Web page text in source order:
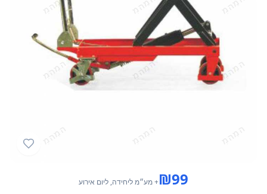
₪99 + מע״מליחידה, ליום אירוע